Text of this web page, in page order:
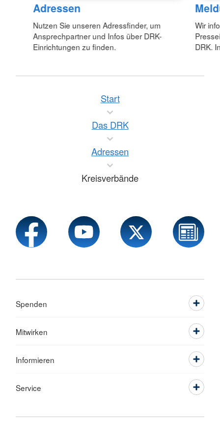
Adressen
Nutzen Sie unseren Adressfinder, um
Ansprechpartner und Infos über DRK-
Einrichtungen zu finden.
Wir
DRK.
Start
Das DRK
Adressen
Kreisverbände
Spenden
Mitwirken
Informieren
Service